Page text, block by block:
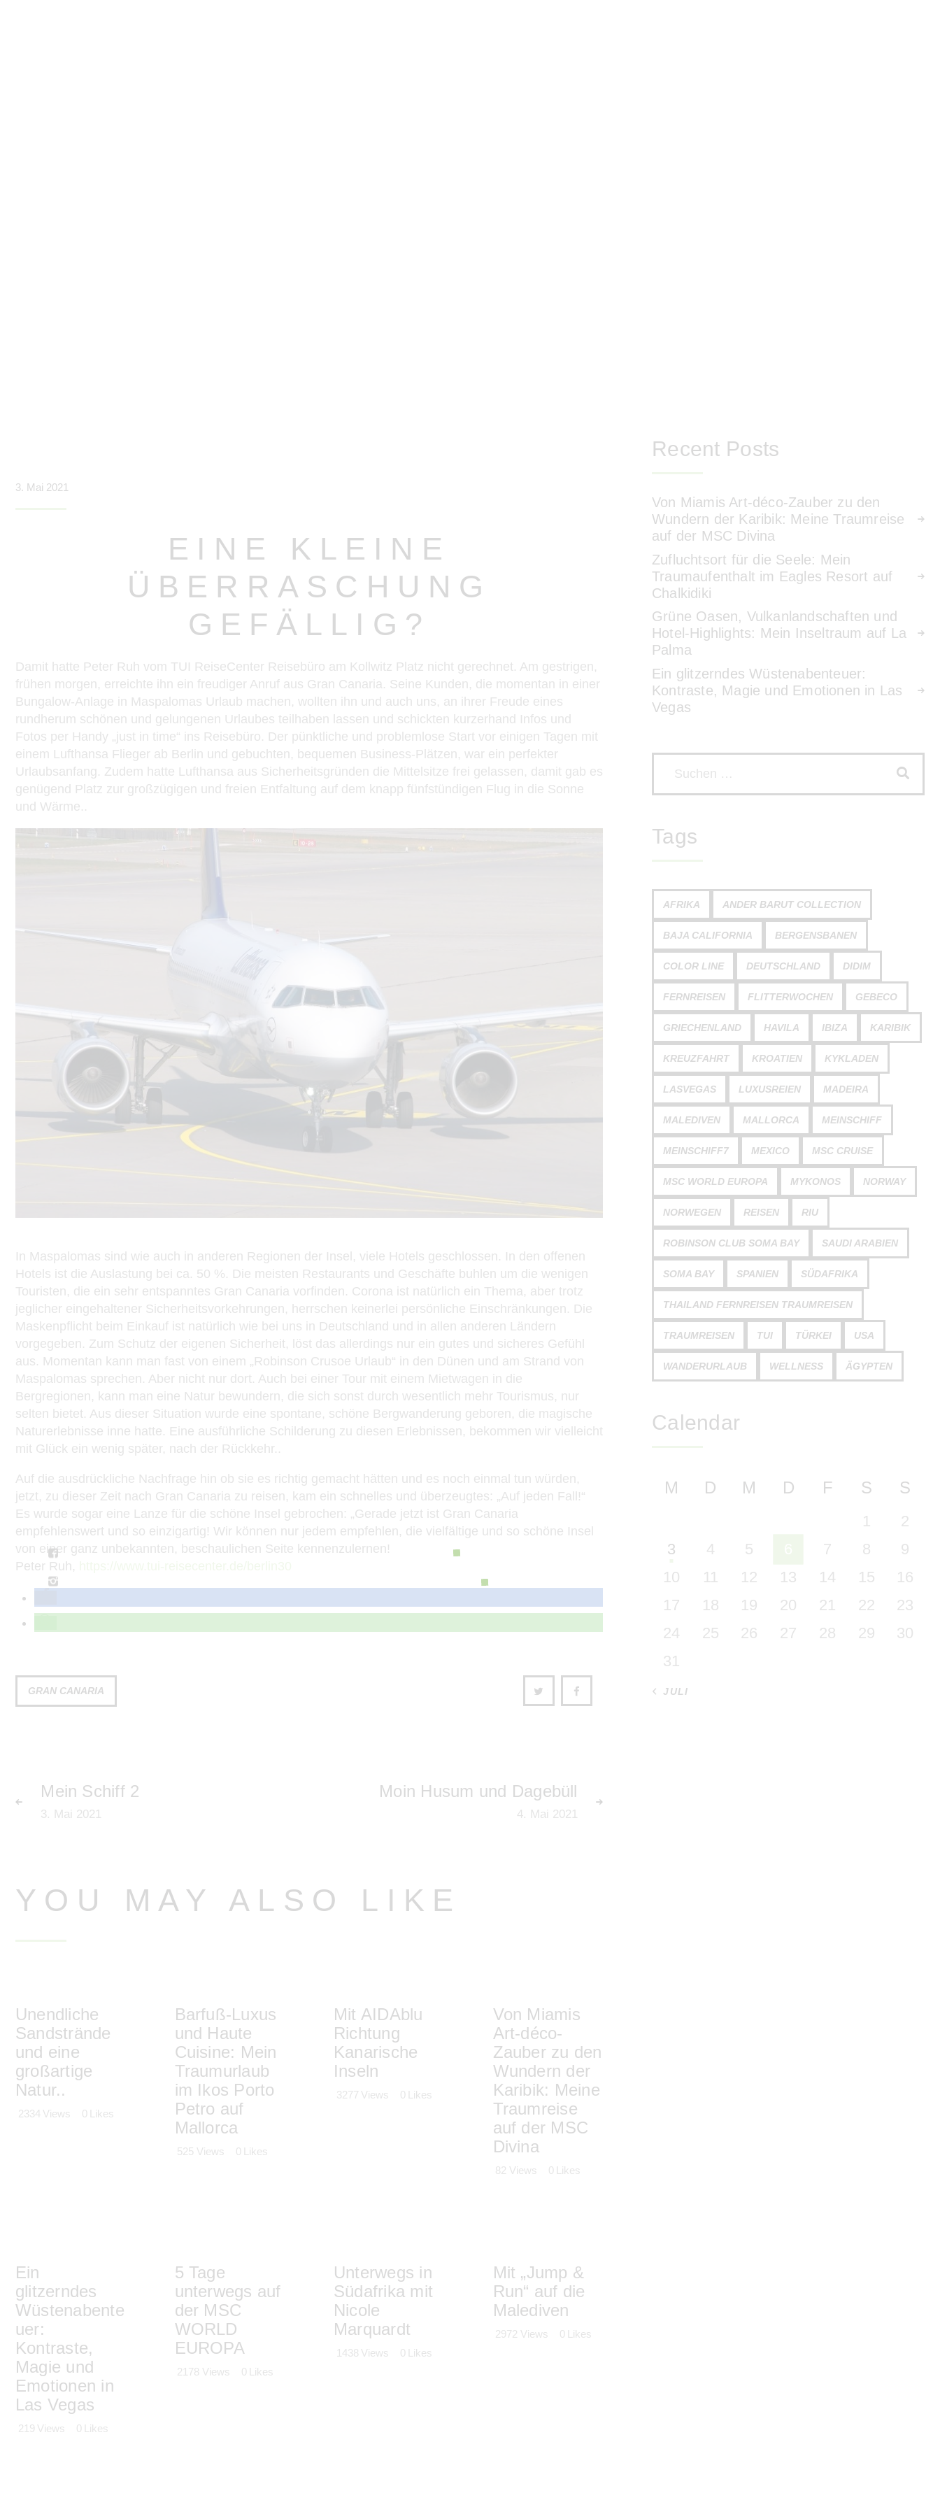
3. Mai 2021
EINE KLEINE
ÜBERRASCHUNG
GEFÄLLIG?
Damit hatte Peter Ruh vom TUI ReiseCenter Reisebüro am Kollwitz Platz nicht gerechnet. Am gestrigen,
frühen morgen, erreichte ihn ein freudiger Anruf aus Gran Canaria. Seine Kunden, die momentan in einer
Bungalow-Anlage in Maspalomas Urlaub machen, wollten ihn und auch uns, an ihrer Freude eines
rundherum schönen und gelungenen Urlaubes teilhaben lassen und schickten kurzerhand Infos und
Fotos per Handy „just in time“ ins Reisebüro. Der pünktliche und problemlose Start vor einigen Tagen mit
einem Lufthansa Flieger ab Berlin und gebuchten, bequemen Business-Plätzen, war ein perfekter
Urlaubsanfang. Zudem hatte Lufthansa aus Sicherheitsgründen die Mittelsitze frei gelassen, damit gab es
genügend Platz zur großzügigen und freien Entfaltung auf dem knapp fünfstündigen Flug in die Sonne
und Wärme..
In Maspalomas sind wie auch in anderen Regionen der Insel, viele Hotels geschlossen. In den offenen
Hotels ist die Auslastung bei ca. 50 %. Die meisten Restaurants und Geschäfte buhlen um die wenigen
Touristen, die ein sehr entspanntes Gran Canaria vorfinden. Corona ist natürlich ein Thema, aber trotz
jeglicher eingehaltener Sicherheitsvorkehrungen, herrschen keinerlei persönliche Einschränkungen. Die
Maskenpflicht beim Einkauf ist natürlich wie bei uns in Deutschland und in allen anderen Ländern
vorgegeben. Zum Schutz der eigenen Sicherheit, löst das allerdings nur ein gutes und sicheres Gefühl
aus. Momentan kann man fast von einem „Robinson Crusoe Urlaub“ in den Dünen und am Strand von
Maspalomas sprechen. Aber nicht nur dort. Auch bei einer Tour mit einem Mietwagen in die
Bergregionen, kann man eine Natur bewundern, die sich sonst durch wesentlich mehr Tourismus, nur
selten bietet. Aus dieser Situation wurde eine spontane, schöne Bergwanderung geboren, die magische
Naturerlebnisse inne hatte. Eine ausführliche Schilderung zu diesen Erlebnissen, bekommen wir vielleicht
mit Glück ein wenig später, nach der Rückkehr..
Auf die ausdrückliche Nachfrage hin ob sie es richtig gemacht hätten und es noch einmal tun würden,
jetzt, zu dieser Zeit nach Gran Canaria zu reisen, kam ein schnelles und überzeugtes: „Auf jeden Fall!“
Es wurde sogar eine Lanze für die schöne Insel gebrochen: „Gerade jetzt ist Gran Canaria
empfehlenswert und so einzigartig! Wir können nur jedem empfehlen, die vielfältige und so schöne Insel
von einer ganz unbekannten, beschaulichen Seite kennenzulernen!
Peter Ruh,
GRAN CANARIA
Mein Schiff 2
3. Mai 2021
Moin Husum und Dagebüll
4. Mai 2021
YOU MAY ALSO LIKE
Unendliche
Sandstrände
und eine
großartige
Natur..
2334 Views 0 Likes
Barfuß-Luxus
und Haute
Cuisine: Mein
Traumurlaub
im Ikos Porto
Petro auf
Mallorca
525 Views 0 Likes
Mit AIDAblu
Richtung
Kanarische
Inseln
3277 Views 0 Likes
Von Miamis
Art-déco-
Zauber zu den
Wundern der
Karibik: Meine
Traumreise
auf der MSC
Divina
82 Views 0 Likes
Ein
glitzerndes
Wüstenabente
uer:
Kontraste,
Magie und
Emotionen in
Las Vegas
219 Views 0 Likes
5 Tage
unterwegs auf
der MSC
WORLD
EUROPA
2178 Views 0 Likes
Unterwegs in
Südafrika mit
Nicole
Marquardt
1438 Views 0 Likes
Mit „Jump &
Run“ auf die
Malediven
2972 Views 0 Likes
Recent Posts
Von Miamis Art-déco-Zauber zu den
Wundern der Karibik: Meine Traumreise
auf der MSC Divina
Zufluchtsort für die Seele: Mein
Traumaufenthalt im Eagles Resort auf
Chalkidiki
Grüne Oasen, Vulkanlandschaften und
Hotel-Highlights: Mein Inseltraum auf La
Palma
Ein glitzerndes Wüstenabenteuer:
Kontraste, Magie und Emotionen in Las
Vegas
Tags
AFRIKA ANDER BARUT COLLECTION
BAJA CALIFORNIA BERGENSBANEN
COLOR LINE DEUTSCHLAND DIDIM
FERNREISEN FLITTERWOCHEN GEBECO
GRIECHENLAND HAVILA IBIZA KARIBIK
KREUZFAHRT KROATIEN KYKLADEN
LASVEGAS LUXUSREIEN MADEIRA
MALEDIVEN MALLORCA MEINSCHIFF
MEINSCHIFF7 MEXICO MSC CRUISE
MSC WORLD EUROPA MYKONOS NORWAY
NORWEGEN REISEN RIU
ROBINSON CLUB SOMA BAY SAUDI ARABIEN
SOMA BAY SPANIEN SÜDAFRIKA
THAILAND FERNREISEN TRAUMREISEN
TRAUMREISEN TUI TÜRKEI USA
WANDERURLAUB WELLNESS ÄGYPTEN
Calendar
M D M D F S S
1
2
3
4 5 7 8
9
10
11 12 13 14 15
16
17
18 19 20 21 22
23
24
25 26 27 28 29
30
31
« JULI